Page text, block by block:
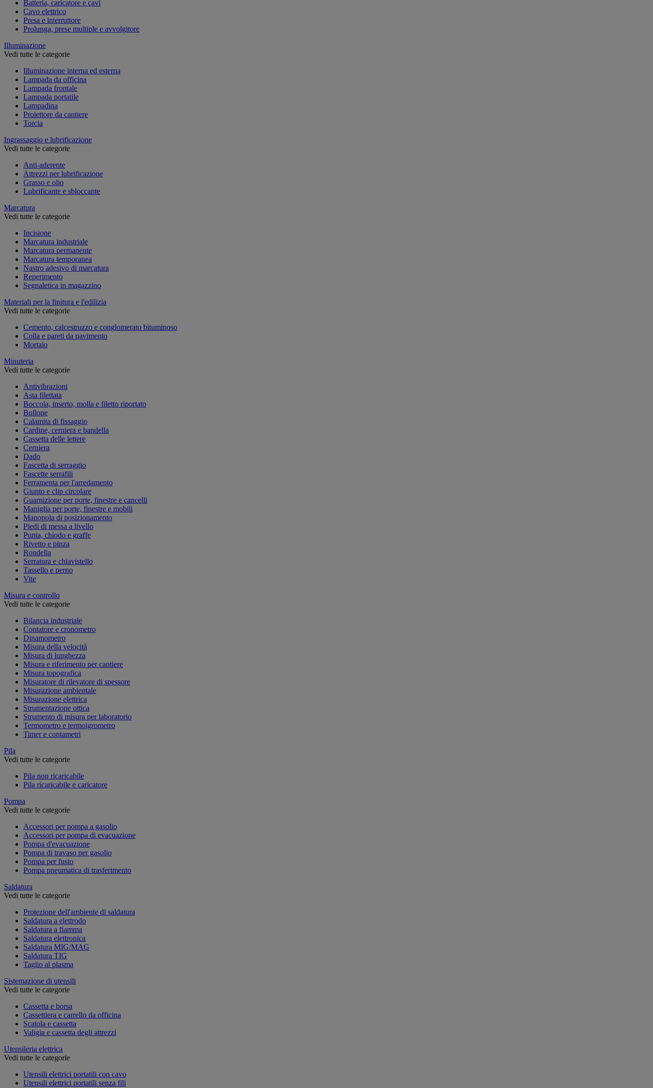
Batteria, caricatore e cavi
Cavo elettrico
Presa e interruttore
Prolunga, prese multiple e avvolgitore
Illuminazione
Vedi tutte le categorie
Illuminazione interna ed esterna
Lampada da officina
Lampada frontale
Lampada portatile
Lampadina
Proiettore da cantiere
Torcia
Ingrassaggio e lubrificazione
Vedi tutte le categorie
Anti-aderente
Attrezzi per lubrificazione
Grasso e olio
Lubrificante e sbloccante
Marcatura
Vedi tutte le categorie
Incisione
Marcatura industriale
Marcatura permanente
Marcatura temporanea
Nastro adesivo di marcatura
Reperimento
Segnaletica in magazzino
Materiali per la finitura e l'edilizia
Vedi tutte le categorie
Cemento, calcestruzzo e conglomerato bituminoso
Colla e pareti da pavimento
Mortaio
Minuteria
Vedi tutte le categorie
Antivibrazioni
Asta filettata
Boccola, inserto, molla e filetto riportato
Bullone
Calamita di fissaggio
Cardine, cerniera e bandella
Cassetta delle lettere
Cerniera
Dado
Fascetta di serraggio
Fascette serrafili
Ferramenta per l'arredamento
Giunto e clip circolare
Guarnizione per porte, finestre e cancelli
Maniglia per porte, finestre e mobili
Manopola di posizionamento
Piedi di messa a livello
Punta, chiodo e graffe
Rivetto e pinza
Rondella
Serratura e chiavistello
Tassello e perno
Vite
Misura e controllo
Vedi tutte le categorie
Bilancia industriale
Contatore e cronometro
Dinamometro
Misura della velocità
Misura di lunghezza
Misura e riferimento per cantiere
Misura topografica
Misuratore di rilevatore di spessore
Misurazione ambientale
Misurazione elettrica
Strumentazione ottica
Strumento di misura per laboratorio
Termometro e termoigrometro
Timer e contametri
Pila
Vedi tutte le categorie
Pila non ricaricabile
Pila ricaricabile e caricatore
Pompa
Vedi tutte le categorie
Accessori per pompa a gasolio
Accessori per pompa di evacuazione
Pompa d'evacuazione
Pompa di travaso per gasolio
Pompa per fusto
Pompa pneumatica di trasferimento
Saldatura
Vedi tutte le categorie
Protezione dell'ambiente di saldatura
Saldatura a elettrodo
Saldatura a fiamma
Saldatura elettronica
Saldatura MIG/MAG
Saldatura TIG
Taglio al plasma
Sistemazione di utensili
Vedi tutte le categorie
Cassetta e borsa
Cassettiera e carrello da officina
Scatola e cassetta
Valigia e cassetta degli attrezzi
Utensileria elettrica
Vedi tutte le categorie
Utensili elettrici portatili con cavo
Utensili elettrici portatili senza fili